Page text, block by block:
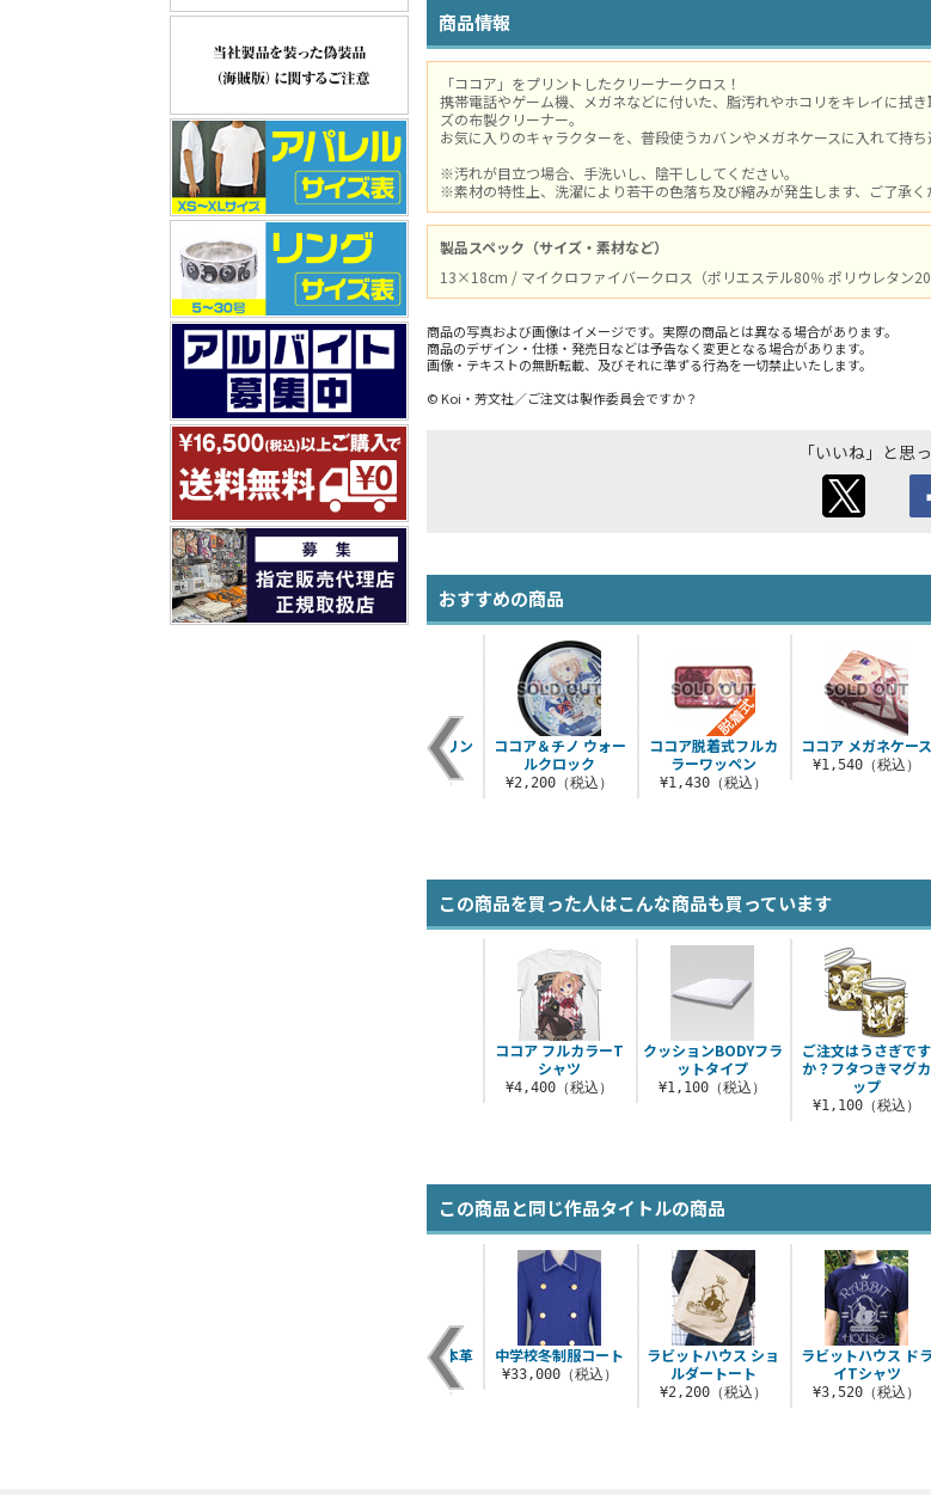
商品情報
「ココア」をプリントしたクリーナークロス！
携帯電話やゲーム機、メガネなどに付いた、脂汚れやホコリをキレイに拭
ズの布製クリーナー。
お気に入りのキャラクターを、普段使うカバンやメガネケースに入れて持ち
※汚れが目立つ場合、手洗いし、陰干ししてください。
※素材の特性上、洗濯により若干の色落ち及び縮みが発生します、ご了承く
製品スペック（サイズ・素材など）
13×18cm / マイクロファイバークロス（ポリエステル80％ ポリウレタン
商品の写真および画像はイメージです。実際の商品とは異なる場合があります。
商品のデザイン・仕様・発売日などは予告なく変更となる場合があります。
画像・テキストの無断転載、及びそれに準ずる行為を一切禁止いたします。
© Koi・芳文社／ご注文は製作委員会ですか？
「いいね」と思
おすすめの商品
ココア メガネケース
¥1,540（税込）
ココア オールプリン
トTシャツ
¥3,190（税込）
ココア＆チノ ウォー
ルクロック
¥2,200（税込）
ココア脱着式フルカ
ラーワッペン
¥1,430（税込）
この商品を買った人はこんな商品も買っています
ご注文はうさぎです
か？フタつきマグカ
ップ
¥1,100（税込）
ココア フルカラーT
シャツ
¥4,400（税込）
クッションBODYフラ
ットタイプ
¥1,100（税込）
この商品と同じ作品タイトルの商品
ラビットハウス ドラ
イTシャツ
¥3,520（税込）
ラビットハウス 本革
キーケース
¥3,300（税込）
中学校冬制服コート
¥33,000（税込）
ラビットハウス ショ
ルダートート
¥2,200（税込）